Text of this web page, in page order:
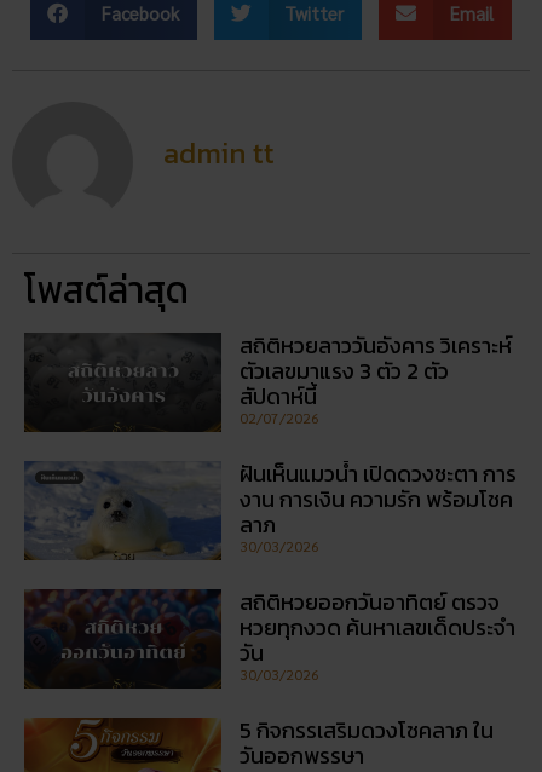
Facebook Twitter Email
admin tt
โพสต์ล่าสุด
สถิติหวยลาววันอังคาร วิเคราะห์
ตัวเลขมาแรง 3 ตัว 2 ตัว
สัปดาห์นี้
02/07/2026
ฝันเห็นแมวน้ำ เปิดดวงชะตา การ
งาน การเงิน ความรัก พร้อมโชค
ลาภ
30/03/2026
สถิติหวยออกวันอาทิตย์ ตรวจ
หวยทุกงวด ค้นหาเลขเด็ดประจำ
วัน
30/03/2026
5 กิจกรรเสริมดวงโชคลาภ ใน
วันออกพรรษา